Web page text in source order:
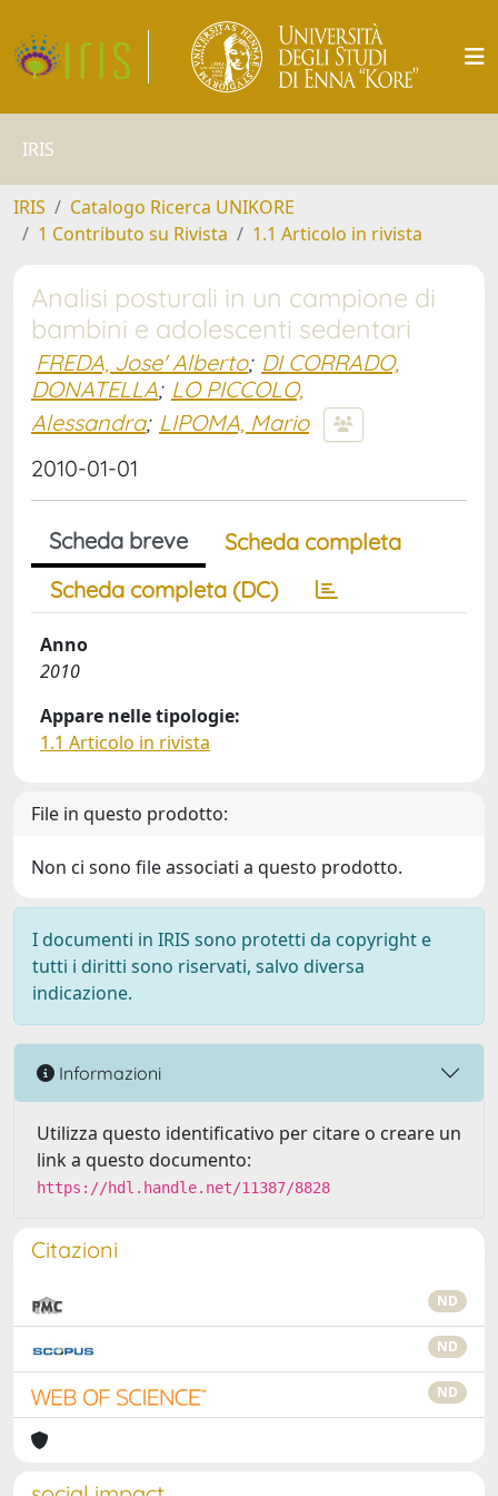
IRIS
IRIS
Catalogo Ricerca UNIKORE
1 Contributo su Rivista
1.1 Articolo in rivista
Analisi posturali in un campione di
bambini e adolescenti sedentari
FREDA, Jose' Alberto; DI CORRADO,
DONATELLA; LO PICCOLO,
Alessandra; LIPOMA, Mario
2010-01-01
Scheda breve
Scheda completa
Scheda completa (DC)
Anno
2010
Appare nelle tipologie:
1.1 Articolo in rivista
File in questo prodotto:
Non ci sono file associati a questo prodotto.
I documenti in IRIS sono protetti da copyright e
tutti i diritti sono riservati, salvo diversa
indicazione.
Informazioni
Utilizza questo identificativo per citare o creare un
link a questo documento:
https://hdl.handle.net/11387/8828
Citazioni
ND
ND
ND